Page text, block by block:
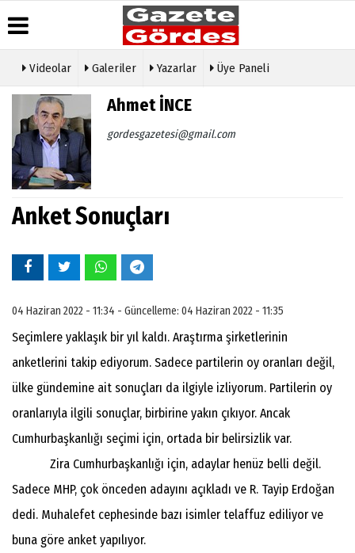
Üye Paneli
Haber
Arşivi
Gazete
Arşivi
Günün
Haberleri
Durumu
Gazete
Video
Videolar Galeriler Yazarlar Üye Paneli
Ahmet İNCE
gordesgazetesi@gmail.com
Anket Sonuçları
04 Haziran 2022 - 11:34 - Güncelleme: 04 Haziran 2022 - 11:35
Seçimlere yaklaşık bir yıl kaldı. Araştırma şirketlerinin
anketlerini takip ediyorum. Sadece partilerin oy oranları değil,
ülke gündemine ait sonuçları da ilgiyle izliyorum. Partilerin oy
oranlarıyla ilgili sonuçlar, birbirine yakın çıkıyor. Ancak
Cumhurbaşkanlığı seçimi için, ortada bir belirsizlik var.
Zira Cumhurbaşkanlığı için, adaylar henüz belli değil.
Sadece MHP, çok önceden adayını açıkladı ve R. Tayip Erdoğan
dedi. Muhalefet cephesinde bazı isimler telaffuz ediliyor ve
buna göre anket yapılıyor.